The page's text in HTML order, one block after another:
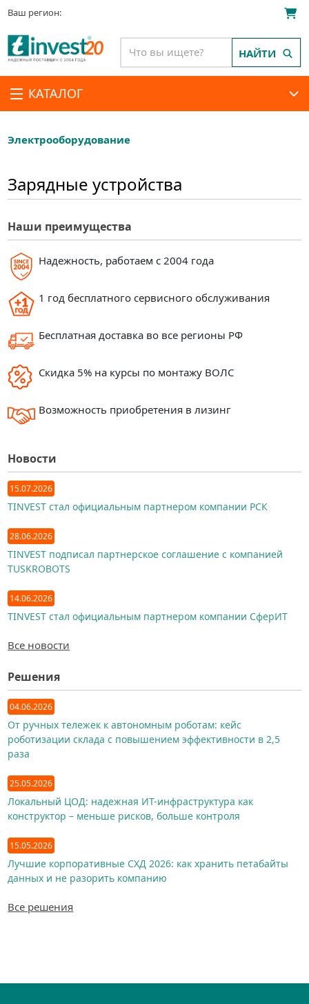
Ваш регион:
КАТАЛОГ
НАЙТИ
Электрооборудование
Наши преимущества
Надежность, работаем с 2004 года
1 год бесплатного сервисного обслуживания
Бесплатная доставка во все регионы РФ
Скидка 5% на курсы по монтажу ВОЛС
Возможность приобретения в лизинг
Новости
15.07.2026
TINVEST стал официальным партнером компании РСК
28.06.2026
TINVEST подписал партнерское соглашение с компанией
TUSKROBOTS
14.06.2026
TINVEST стал официальным партнером компании СферИТ
Все новости
Решения
04.06.2026
От ручных тележек к автономным роботам: кейс
роботизации склада с повышением эффективности в 2,5
раза
25.05.2026
Локальный ЦОД: надежная ИТ-инфраструктура как
конструктор – меньше рисков, больше контроля
15.05.2026
Лучшие корпоративные СХД 2026: как хранить петабайты
данных и не разорить компанию
Все решения
Зарядные устройства